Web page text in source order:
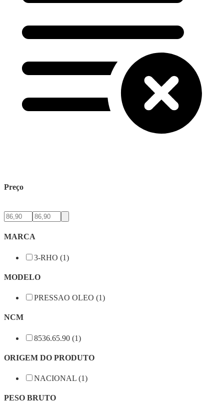
Preço
MARCA
3-RHO (1)
MODELO
PRESSAO OLEO (1)
NCM
8536.65.90 (1)
ORIGEM DO PRODUTO
NACIONAL (1)
PESO BRUTO